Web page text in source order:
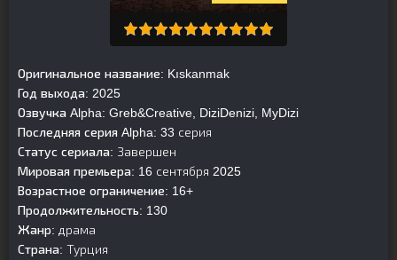
Оригинальное название: Kıskanmak
Год выхода: 2025
Озвучка Alpha: Greb&Creative, DiziDenizi, MyDizi
Последняя серия Alpha: 33 серия
Статус сериала: Завершен
Мировая премьера: 16 сентября 2025
Возрастное ограничение: 16+
Продолжительность: 130
Жанр: драма
Страна: Турция